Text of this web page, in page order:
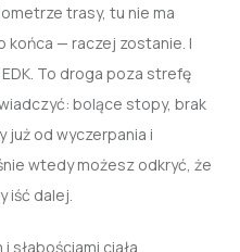
trasy, tu nie ma
końca — raczej zostanie. I
To droga poza strefę
bolące stopy, brak
już od wyczerpania i
wtedy możesz odkryć, że
iść dalej.
słabościami ciała